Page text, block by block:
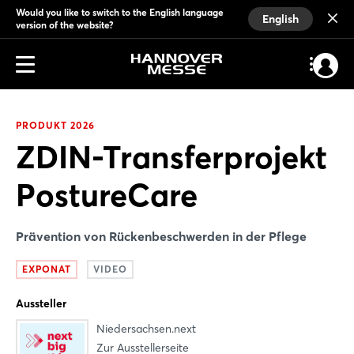
Would you like to switch to the English language
version of the website?
English
PRODUKT 2026
ZDIN-Transferprojekt
PostureCare
Prävention von Rückenbeschwerden in der Pflege
EXPONAT VIDEO
Aussteller
Niedersachsen.next
Zur Ausstellerseite